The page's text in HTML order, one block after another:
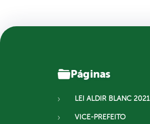
Páginas
LEI ALDIR BLANC 2021
VICE-PREFEITO